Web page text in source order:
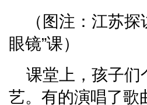
（图注：江苏
眼镜”课）
课堂上，孩子们
艺。有的演唱了歌